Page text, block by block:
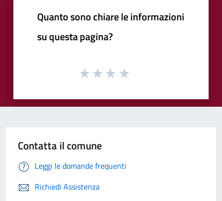
Quanto sono chiare le informazioni
su questa pagina?
Contatta il comune
Leggi le domande frequenti
Richiedi Assistenza